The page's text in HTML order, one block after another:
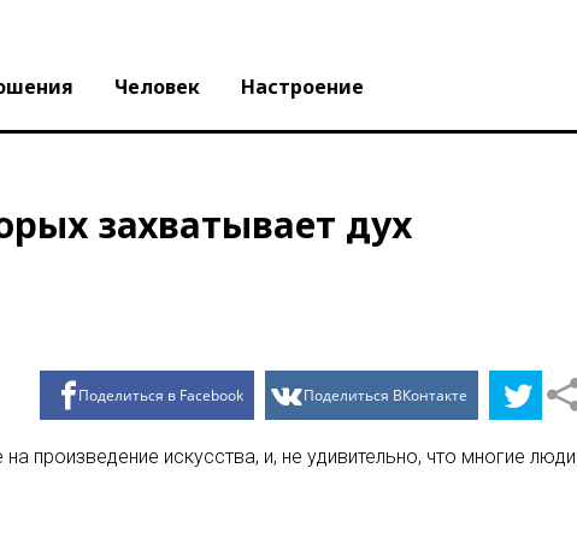
Человек Настроение
захватывает дух
Поделиться в Facebook Поделиться ВКонтакте
произведение искусства, и, не удивительно, что многие